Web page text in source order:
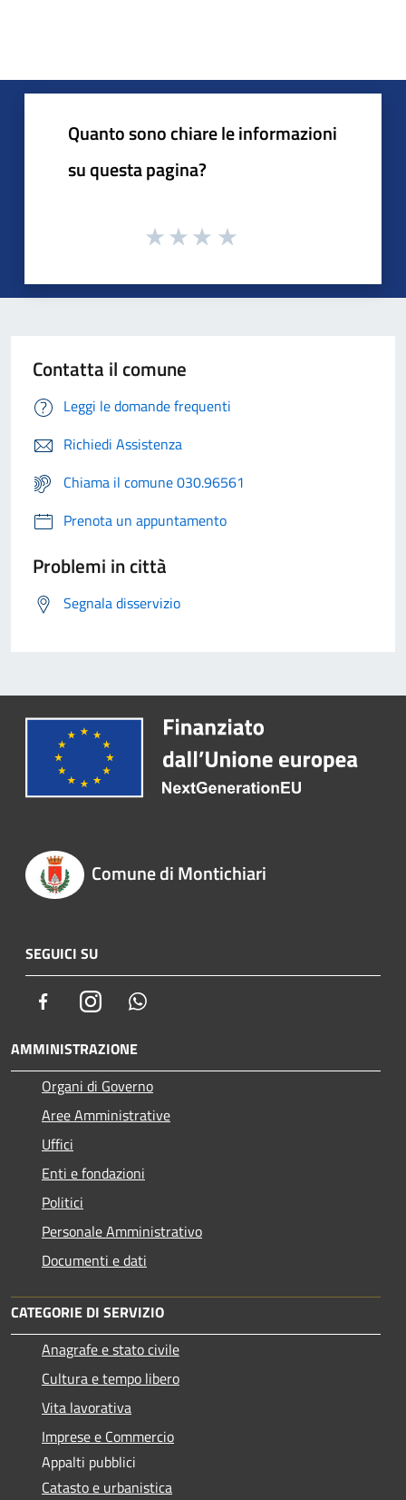
Quanto sono chiare le informazioni
su questa pagina?
Contatta il comune
Leggi le domande frequenti
Richiedi Assistenza
Chiama il comune 030.96561
Prenota un appuntamento
Problemi in città
Segnala disservizio
Comune di Montichiari
SEGUICI SU
FacebookInstagram
AMMINISTRAZIONE
Organi di Governo
Aree Amministrative
Uffici
Enti e fondazioni
Politici
Personale Amministrativo
Documenti e dati
CATEGORIE DI SERVIZIO
Anagrafe e stato civile
Cultura e tempo libero
Vita lavorativa
Imprese e Commercio
Appalti pubblici
Catasto e urbanistica